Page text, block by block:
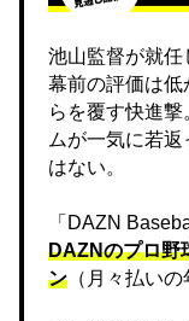
池山監督が就任
幕前の評価は
らを覆す快進撃
ムが一気に若
はない。
「DAZN
DAZNのプロ野
ン （月々払い